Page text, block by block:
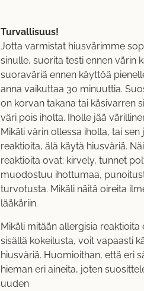
Turvallisuus!
Jotta varmistat hiusvärimme
sinulle, suorita testi ennen värin
suoraväriä ennen käyttöä
anna vaikuttaa 30 minuuttia.
on korvan takana tai käsivarren
väri pois iholta. Iholle jää
Mikäli värin ollessa iholla, tai sen
reaktioita, älä käytä hiusväriä.
reaktioita ovat: kirvely, tunnet
muodostuu ihottumaa,
turvotusta. Mikäli näitä oireita
lääkäriin.
Mikäli mitään allergisia reaktioita
sisällä kokeilusta, voit vapaasti
hiusväriä. Huomioithan, että eri
hieman eri aineita, joten
uuden